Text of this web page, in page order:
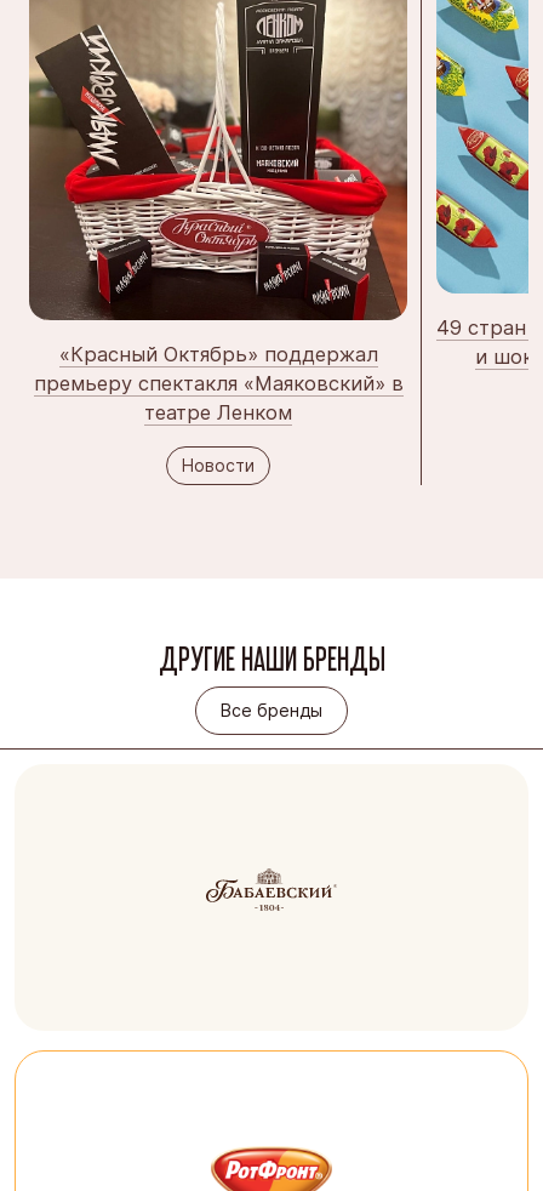
«Красный Октябрь» поддержал
премьеру спектакля «Маяковский» в
театре Ленком
Новости
49 стран
и
ДРУГИЕ НАШИ БРЕНДЫ
Все бренды
Все бренды